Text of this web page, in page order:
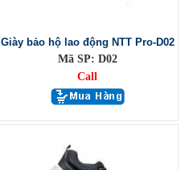
Giày bảo hộ lao động NTT Pro-D02
Mã SP: D02
Call